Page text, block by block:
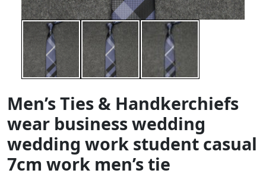
Men’s Ties & Handkerchiefs
wear business wedding
wedding work student casual
7cm work men’s tie